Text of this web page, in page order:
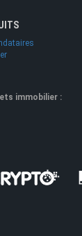
immobilier :